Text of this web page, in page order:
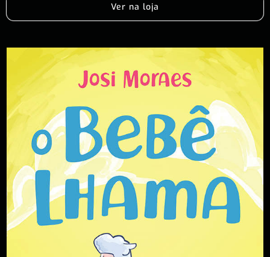
Ver na loja